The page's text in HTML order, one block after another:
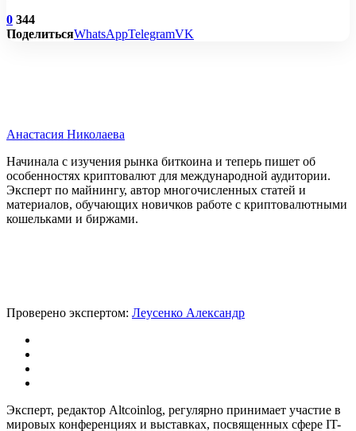
0 344
ПоделитьсяWhatsAppTelegramVK
Анастасия Николаева
Начинала с изучения рынка биткоина и теперь пишет об
особенностях криптовалют для международной аудитории.
Эксперт по майнингу, автор многочисленных статей и
материалов, обучающих новичков работе с криптовалютными
кошельками и биржами.
Проверено экспертом: Леусенко Александр
Эксперт, редактор Altcoinlog, регулярно принимает участие в
мировых конференциях и выставках, посвященных сфере IT-